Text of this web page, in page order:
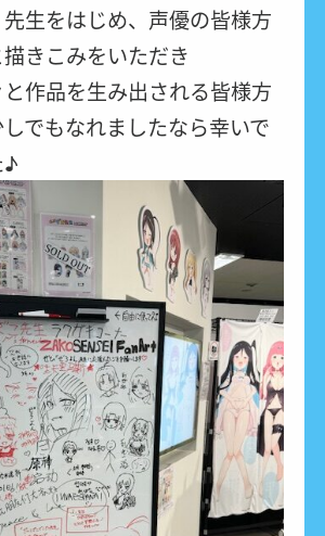
先生をはじめ、声優の皆様方
きこみをいただき
作品を生み出される皆様方
でもなれましたなら幸いで
♪